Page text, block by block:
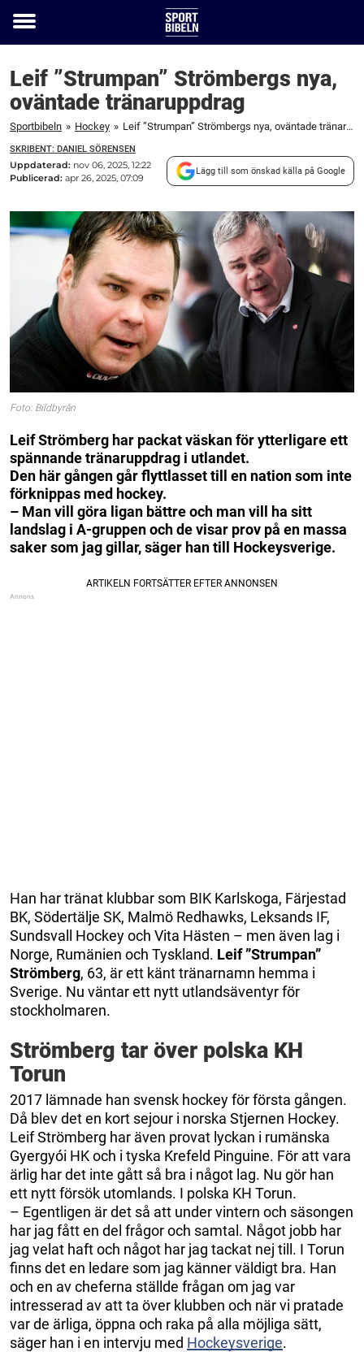
Toggle
Leif ”Strumpan” Strömbergs nya,
oväntade tränaruppdrag
Sportbibeln » Hockey » Leif ”Strumpan” Strömbergs nya, oväntade tränaruppdrag
SKRIBENT: DANIEL SÖRENSEN
Uppdaterad: nov 06, 2025, 12:22
Publicerad: apr 26, 2025, 07:09
Lägg till som önskad källa på Google
Foto: Bildbyrån
Leif Strömberg har packat väskan för ytterligare ett
spännande tränaruppdrag i utlandet.
Den här gången går flyttlasset till en nation som inte
förknippas med hockey.
– Man vill göra ligan bättre och man vill ha sitt
landslag i A-gruppen och de visar prov på en massa
saker som jag gillar, säger han till Hockeysverige.
Han har tränat klubbar som BIK Karlskoga, Färjestad
BK, Södertälje SK, Malmö Redhawks, Leksands IF,
Sundsvall Hockey och Vita Hästen – men även lag i
Norge, Rumänien och Tyskland. Leif ”Strumpan”
Strömberg, 63, är ett känt tränarnamn hemma i
Sverige. Nu väntar ett nytt utlandsäventyr för
stockholmaren.
Strömberg tar över polska KH
Torun
2017 lämnade han svensk hockey för första gången.
Då blev det en kort sejour i norska Stjernen Hockey.
Leif Strömberg har även provat lyckan i rumänska
Gyergyói HK och i tyska Krefeld Pinguine. För att vara
ärlig har det inte gått så bra i något lag. Nu gör han
ett nytt försök utomlands. I polska KH Torun.
– Egentligen är det så att under vintern och säsongen
har jag fått en del frågor och samtal. Något jobb har
jag velat haft och något har jag tackat nej till. I Torun
finns det en ledare som jag känner väldigt bra. Han
och en av cheferna ställde frågan om jag var
intresserad av att ta över klubben och när vi pratade
var de ärliga, öppna och raka på alla möjliga sätt,
säger han i en intervju med Hockeysverige.